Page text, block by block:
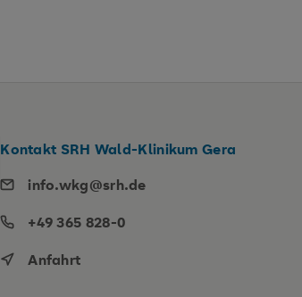
Kontakt SRH Wald-Klinikum Gera
info.wkg@srh.de
+49 365 828-0
Anfahrt